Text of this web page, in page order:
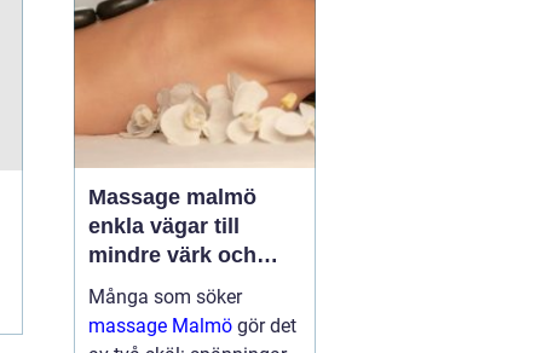
Massage malmö
enkla vägar till
mindre värk och
mer energi
Många som söker
massage Malmö gör det